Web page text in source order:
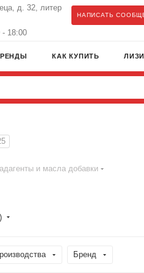
д. 32, литер
18:00
НАПИСАТЬ
КАК КУПИТЬ
и масла добавки
Бренд